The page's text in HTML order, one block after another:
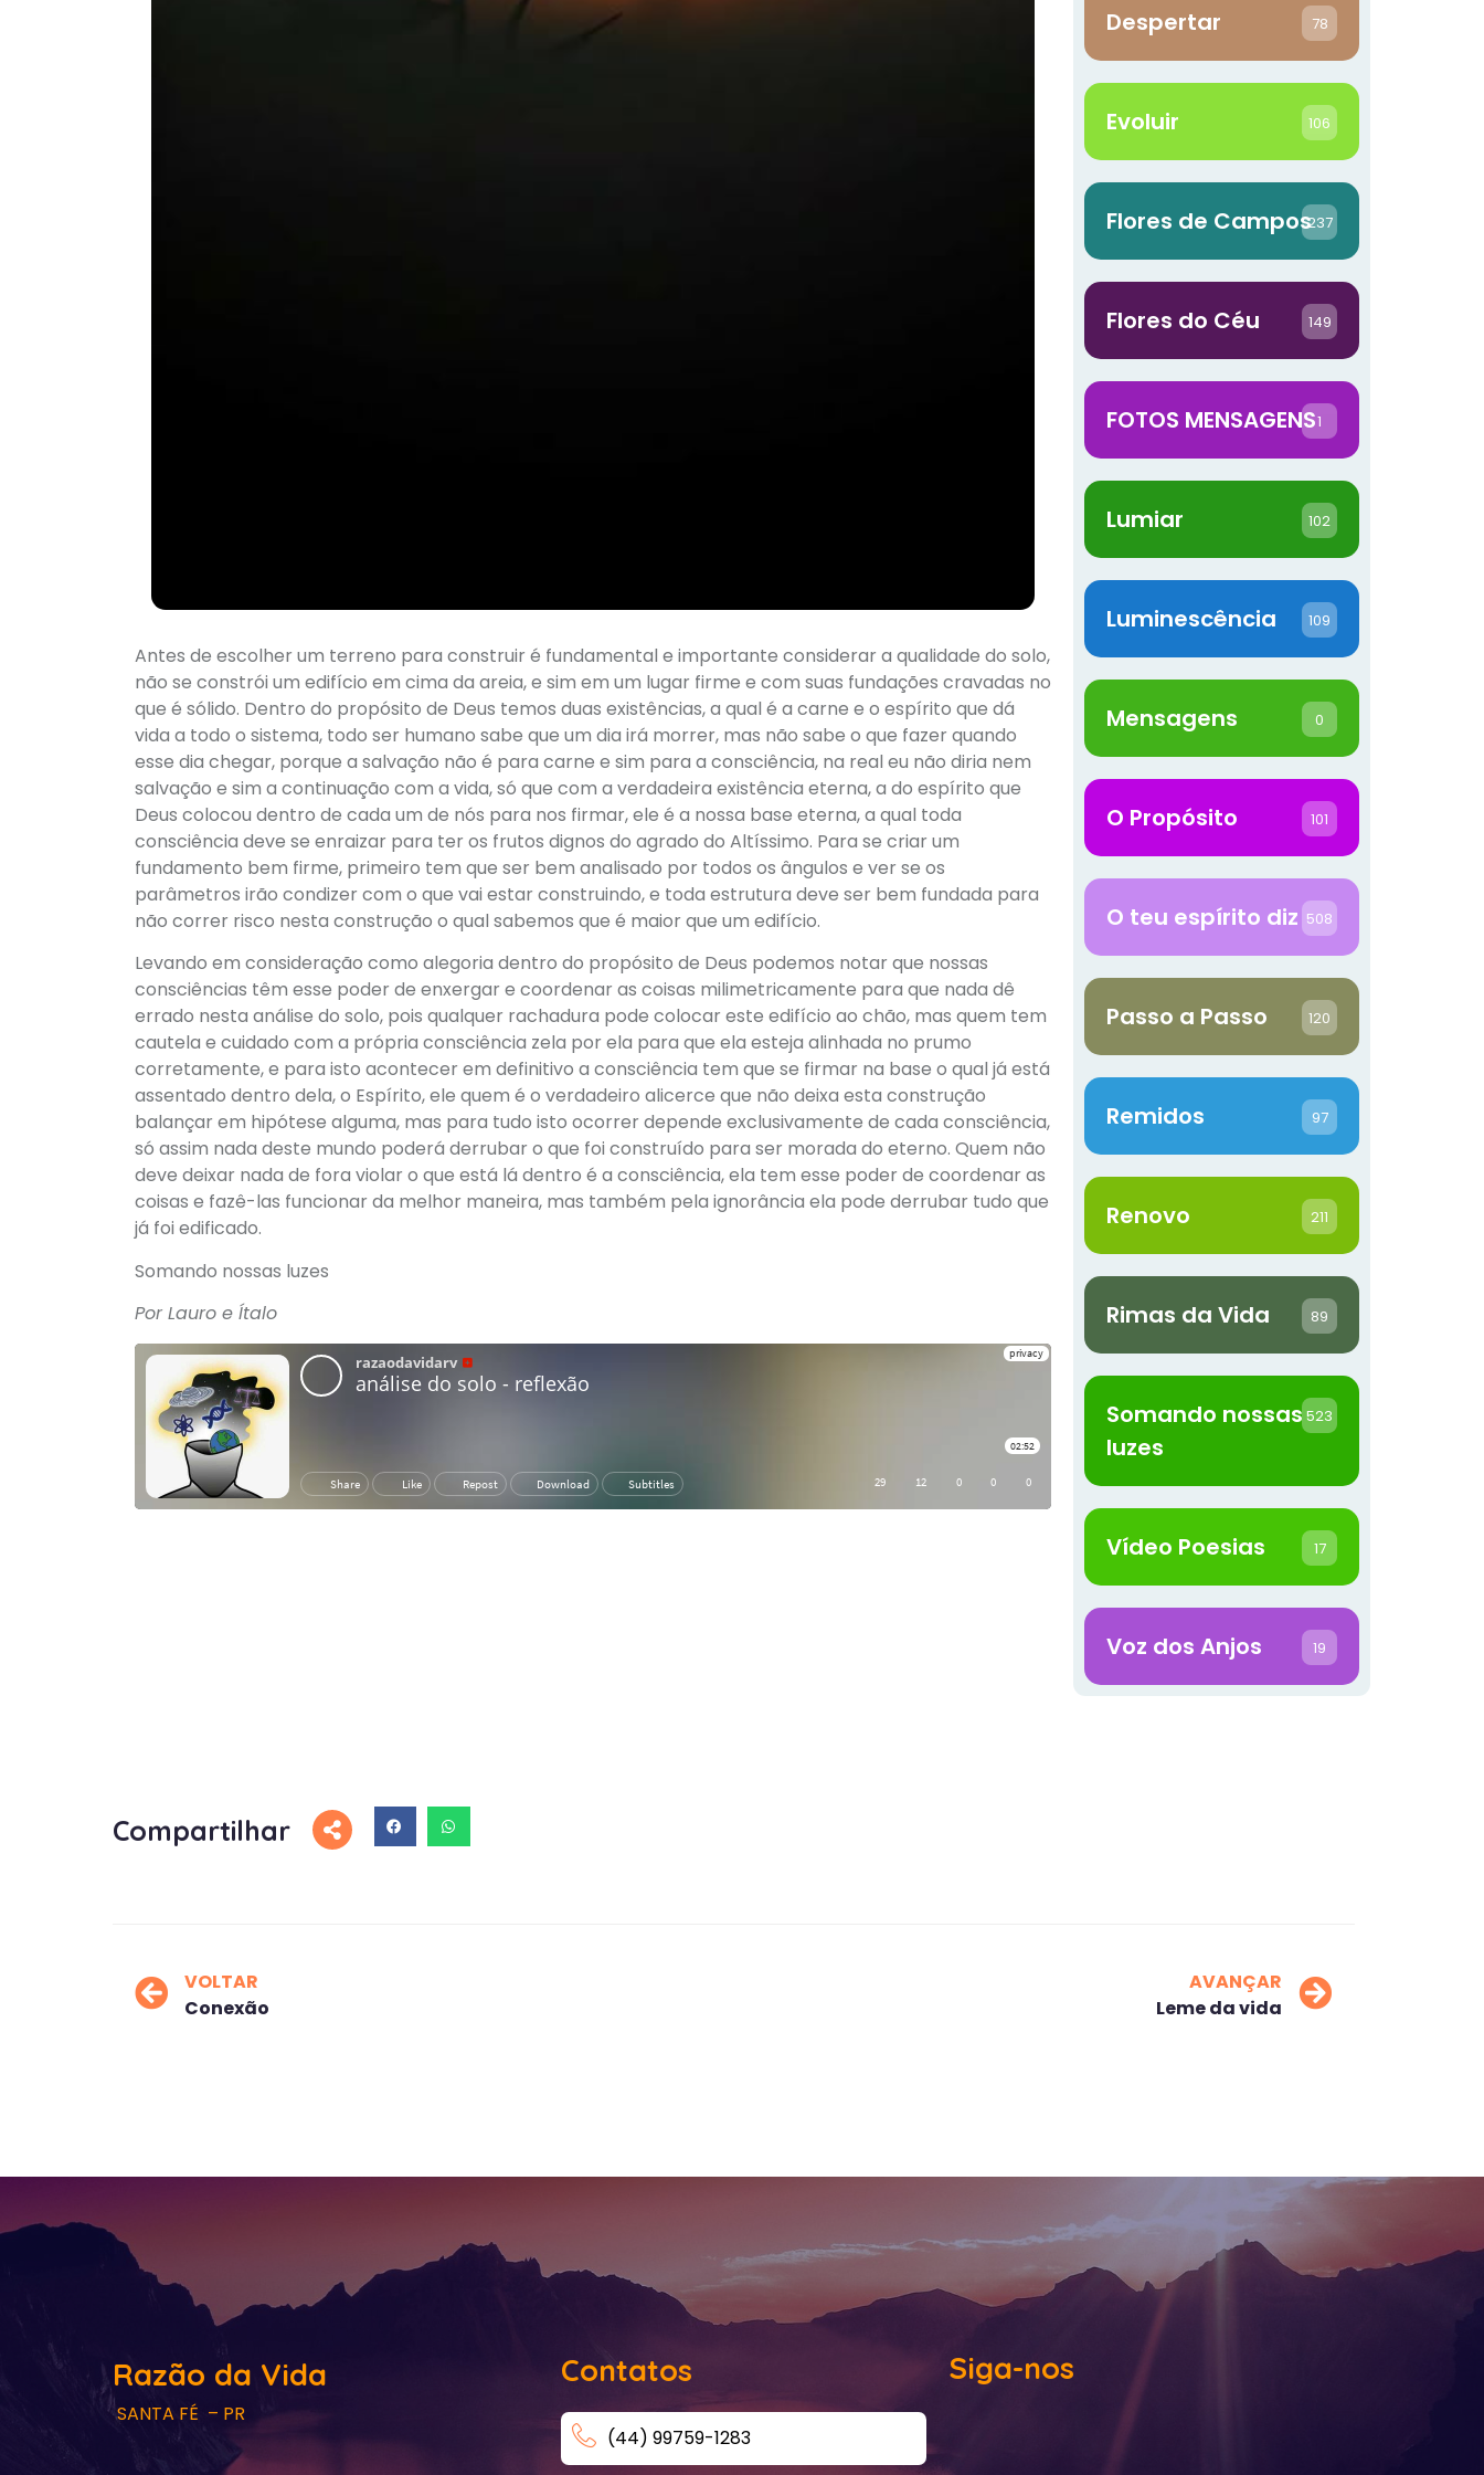
Antes de escolher um terreno para construir é fundamental e importante considerar a qualidade do solo,
não se constrói um edifício em cima da areia, e sim em um lugar firme e com suas fundações cravadas no
que é sólido. Dentro do propósito de Deus temos duas existências, a qual é a carne e o espírito que dá
vida a todo o sistema, todo ser humano sabe que um dia irá morrer, mas não sabe o que fazer quando
esse dia chegar, porque a salvação não é para carne e sim para a consciência, na real eu não diria nem
salvação e sim a continuação com a vida, só que com a verdadeira existência eterna, a do espírito que
Deus colocou dentro de cada um de nós para nos firmar, ele é a nossa base eterna, a qual toda
consciência deve se enraizar para ter os frutos dignos do agrado do Altíssimo. Para se criar um
fundamento bem firme, primeiro tem que ser bem analisado por todos os ângulos e ver se os
parâmetros irão condizer com o que vai estar construindo, e toda estrutura deve ser bem fundada para
não correr risco nesta construção o qual sabemos que é maior que um edifício.
Levando em consideração como alegoria dentro do propósito de Deus podemos notar que nossas
consciências têm esse poder de enxergar e coordenar as coisas milimetricamente para que nada dê
errado nesta análise do solo, pois qualquer rachadura pode colocar este edifício ao chão, mas quem tem
cautela e cuidado com a própria consciência zela por ela para que ela esteja alinhada no prumo
corretamente, e para isto acontecer em definitivo a consciência tem que se firmar na base o qual já está
assentado dentro dela, o Espírito, ele quem é o verdadeiro alicerce que não deixa esta construção
balançar em hipótese alguma, mas para tudo isto ocorrer depende exclusivamente de cada consciência,
só assim nada deste mundo poderá derrubar o que foi construído para ser morada do eterno. Quem não
deve deixar nada de fora violar o que está lá dentro é a consciência, ela tem esse poder de coordenar as
coisas e fazê-las funcionar da melhor maneira, mas também pela ignorância ela pode derrubar tudo que
já foi edificado.
Somando nossas luzes
Por Lauro e Ítalo
Despertar 78
Evoluir 106
Flores de Campos237
Flores do Céu 149
FOTOS MENSAGENS1
Lumiar 102
Luminescência 109
Mensagens 0
O Propósito 101
O teu espírito diz 508
Passo a Passo 120
Remidos 97
Renovo 211
Rimas da Vida 89
Somando nossas
luzes
523
Vídeo Poesias 17
Voz dos Anjos 19
Compartilhar
VOLTAR
Conexão
AVANÇAR
Leme da vida
Razão da Vida
SANTA FÉ – PR
Contatos
(44) 99759-1283
Siga-nos